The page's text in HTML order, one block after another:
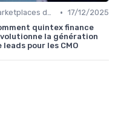
Marketplaces de leadgen • 17/12/2025
quintex finance
la génération
leads pour les CMO